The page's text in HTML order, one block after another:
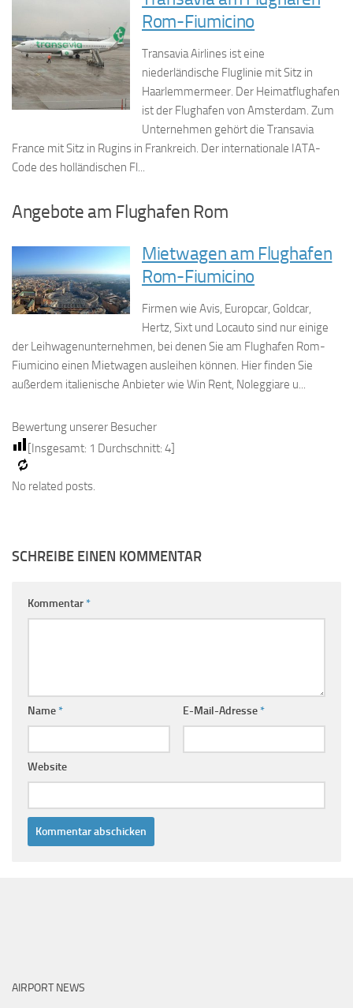
Rom-Fiumicino
Transavia Airlines ist eine
niederländische Fluglinie mit Sitz in
Haarlemmermeer. Der Heimatflughafen
ist der Flughafen von Amsterdam. Zum
Unternehmen gehört die Transavia
France mit Sitz in Rugins in Frankreich. Der internationale IATA-
Code des holländischen Fl...
Angebote am Flughafen Rom
Mietwagen am Flughafen
Rom-Fiumicino
Firmen wie Avis, Europcar, Goldcar,
Hertz, Sixt und Locauto sind nur einige
der Leihwagenunternehmen, bei denen Sie am Flughafen Rom-
Fiumicino einen Mietwagen ausleihen können. Hier finden Sie
außerdem italienische Anbieter wie Win Rent, Noleggiare u...
Bewertung unserer Besucher
[Insgesamt: 1 Durchschnitt: 4]
No related posts.
SCHREIBE EINEN KOMMENTAR
Kommentar*
Name* E-Mail-Adresse*
Website
AIRPORT NEWS